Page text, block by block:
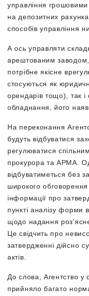
управління
на депозитних
способів управління
А ось управляти
арештованим заводом,
потрібне якісне
стосуються як
орендарів тощо), так
обладнання, його
На переконання
будуть відбуватися
регулюватися
прокурора та АРМА.
відбуватиметься без
широкого
інформації про
пункті аналізу форми
щодо надання
Це свідчить про
затвердженні дійсно
актів.
До слова, Агентство у
прийняло багато